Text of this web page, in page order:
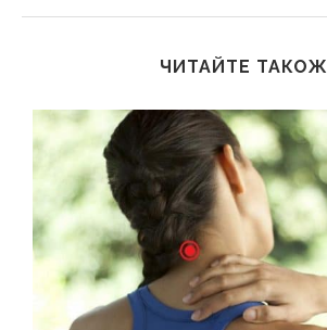
ЧИТАЙТЕ ТАКОЖ